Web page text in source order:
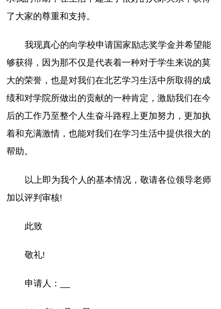
了大家的尊重和支持。
我现真心的向学校申请国家励志奖学金并希望能
够获得，因为那不仅是代表着一种对于学生来说的莫
大的荣誉，也是对我们在北艺学习生活中所取得的成
绩和对学院所做出的贡献的一种肯定，激励我们在今
后的工作乃至整个人生奋斗路程上更加努力，更加执
着和充满激情，也能对我们在学习生活中提供很大的
帮助。
以上即为我个人的基本情况，敬请各位领导老师
加以评判审核!
此致
敬礼!
申请人：__